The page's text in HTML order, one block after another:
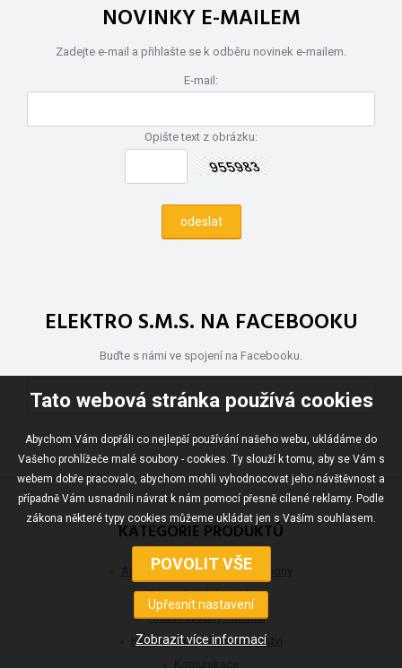
Tato webová stránka používá cookies
Abychom Vám dopřáli co nejlepší používání našeho webu, ukládáme do
Vašeho prohlížeče malé soubory - cookies. Ty slouží k tomu, aby se Vám s
webem dobře pracovalo, abychom mohli vyhodnocovat jeho návštěvnost a
případně Vám usnadnili návrat k nám pomocí přesně cílené reklamy. Podle
zákona některé typy cookies můžeme ukládat jen s Vaším souhlasem.
NOVINKY E-MAILEM
Zadejte e-mail a přihlašte se k odběru novinek e-mailem.
E-mail:
Opište text z obrázku:
ELEKTRO S.M.S. NA FACEBOOKU
Buďte s námi ve spojení na Facebooku.
KATEGORIE PRODUKTŮ
Automatizace, detekce a pohony
Fotovoltaické systémy
Hromosvodný materiál
Kabely, vodiče a příslušenství